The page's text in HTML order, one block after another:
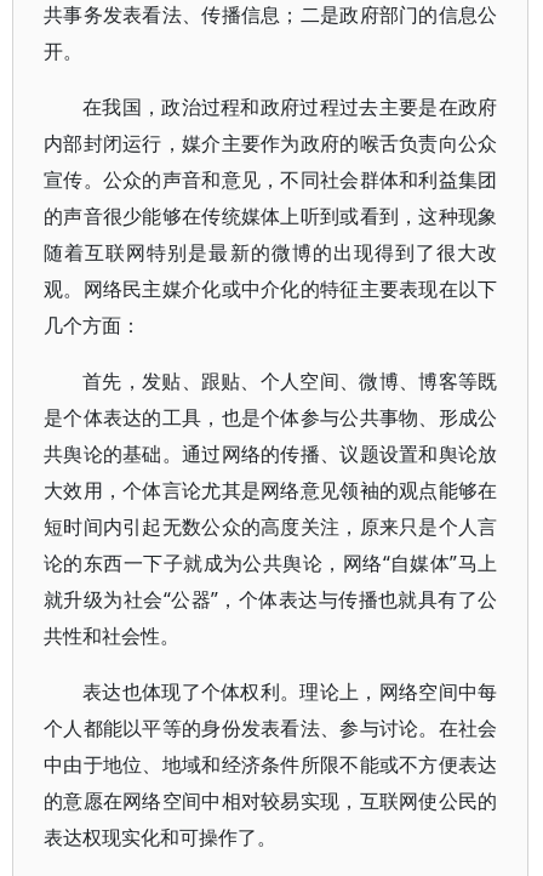
共事务发表看法、传播信息；二是政府部门的信息公
开。
在我国，政治过程和政府过程过去主要是在政府
内部封闭运行，媒介主要作为政府的喉舌负责向公众
宣传。公众的声音和意见，不同社会群体和利益集团
的声音很少能够在传统媒体上听到或看到，这种现象
随着互联网特别是最新的微博的出现得到了很大改
观。网络民主媒介化或中介化的特征主要表现在以下
几个方面：
首先，发贴、跟贴、个人空间、微博、博客等既
是个体表达的工具，也是个体参与公共事物、形成公
共舆论的基础。通过网络的传播、议题设置和舆论放
大效用，个体言论尤其是网络意见领袖的观点能够在
短时间内引起无数公众的高度关注，原来只是个人言
论的东西一下子就成为公共舆论，网络“自媒体”马上
就升级为社会“公器”，个体表达与传播也就具有了公
共性和社会性。
表达也体现了个体权利。理论上，网络空间中每
个人都能以平等的身份发表看法、参与讨论。在社会
中由于地位、地域和经济条件所限不能或不方便表达
的意愿在网络空间中相对较易实现，互联网使公民的
表达权现实化和可操作了。